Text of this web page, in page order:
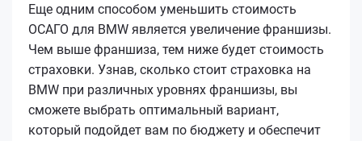
Еще одним способом уменьшить стоимость
ОСАГО для BMW является увеличение франшизы.
Чем выше франшиза, тем ниже будет стоимость
страховки. Узнав, сколько стоит страховка на
BMW при различных уровнях франшизы, вы
сможете выбрать оптимальный вариант,
который подойдет вам по бюджету и обеспечит